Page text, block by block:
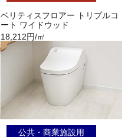
ベリティスフロアー トリプルコ
ート ワイドウッド
18,212円/㎡
公共・商業施設用